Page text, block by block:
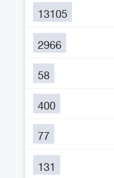
13105
2966
58
400
77
131